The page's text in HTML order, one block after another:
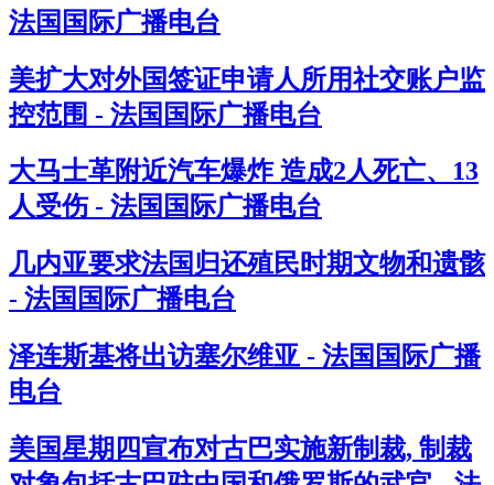
法国国际广播电台
美扩大对外国签证申请人所用社交账户监
控范围 - 法国国际广播电台
大马士革附近汽车爆炸 造成2人死亡、13
人受伤 - 法国国际广播电台
几内亚要求法国归还殖民时期文物和遗骸
- 法国国际广播电台
泽连斯基将出访塞尔维亚 - 法国国际广播
电台
美国星期四宣布对古巴实施新制裁, 制裁